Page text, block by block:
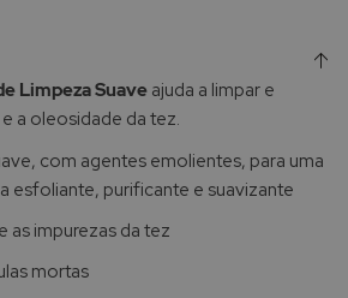
Limpeza Suave ajuda a limpar e
a oleosidade da tez.
com agentes emolientes, para uma
esfoliante, purificante e suavizante
as impurezas da tez
mortas